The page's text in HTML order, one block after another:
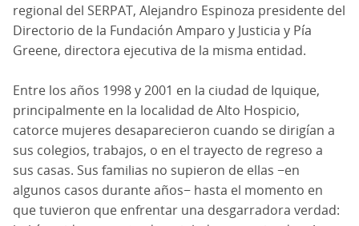
regional del SERPAT, Alejandro Espinoza presidente del
Directorio de la Fundación Amparo y Justicia y Pía
Greene, directora ejecutiva de la misma entidad.
Entre los años 1998 y 2001 en la ciudad de Iquique,
principalmente en la localidad de Alto Hospicio,
catorce mujeres desaparecieron cuando se dirigían a
sus colegios, trabajos, o en el trayecto de regreso a
sus casas. Sus familias no supieron de ellas −en
algunos casos durante años− hasta el momento en
que tuvieron que enfrentar una desgarradora verdad: